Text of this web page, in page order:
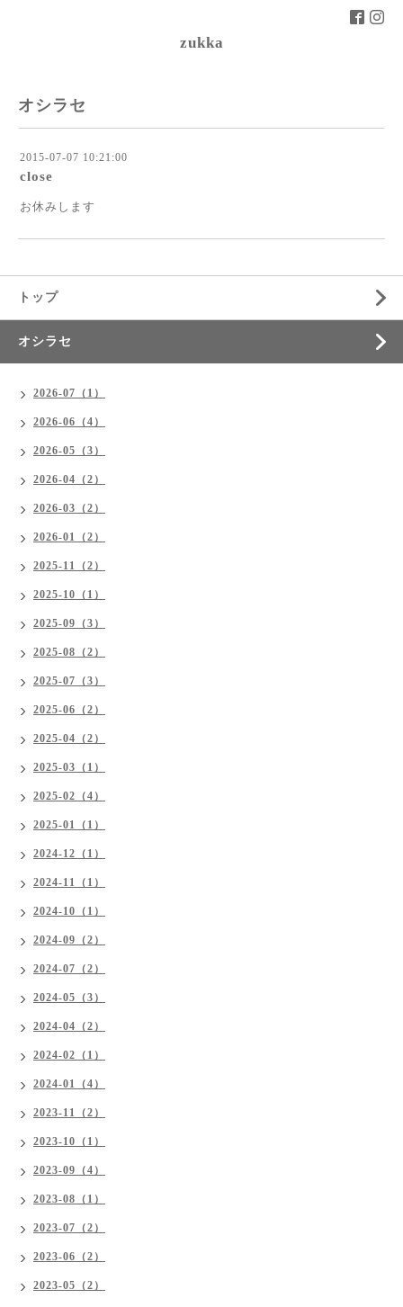
zukka
オシラセ
2015-07-07 10:21:00
close
お休みします
トップ
オシラセ
2026-07（1）
2026-06（4）
2026-05（3）
2026-04（2）
2026-03（2）
2026-01（2）
2025-11（2）
2025-10（1）
2025-09（3）
2025-08（2）
2025-07（3）
2025-06（2）
2025-04（2）
2025-03（1）
2025-02（4）
2025-01（1）
2024-12（1）
2024-11（1）
2024-10（1）
2024-09（2）
2024-07（2）
2024-05（3）
2024-04（2）
2024-02（1）
2024-01（4）
2023-11（2）
2023-10（1）
2023-09（4）
2023-08（1）
2023-07（2）
2023-06（2）
2023-05（2）